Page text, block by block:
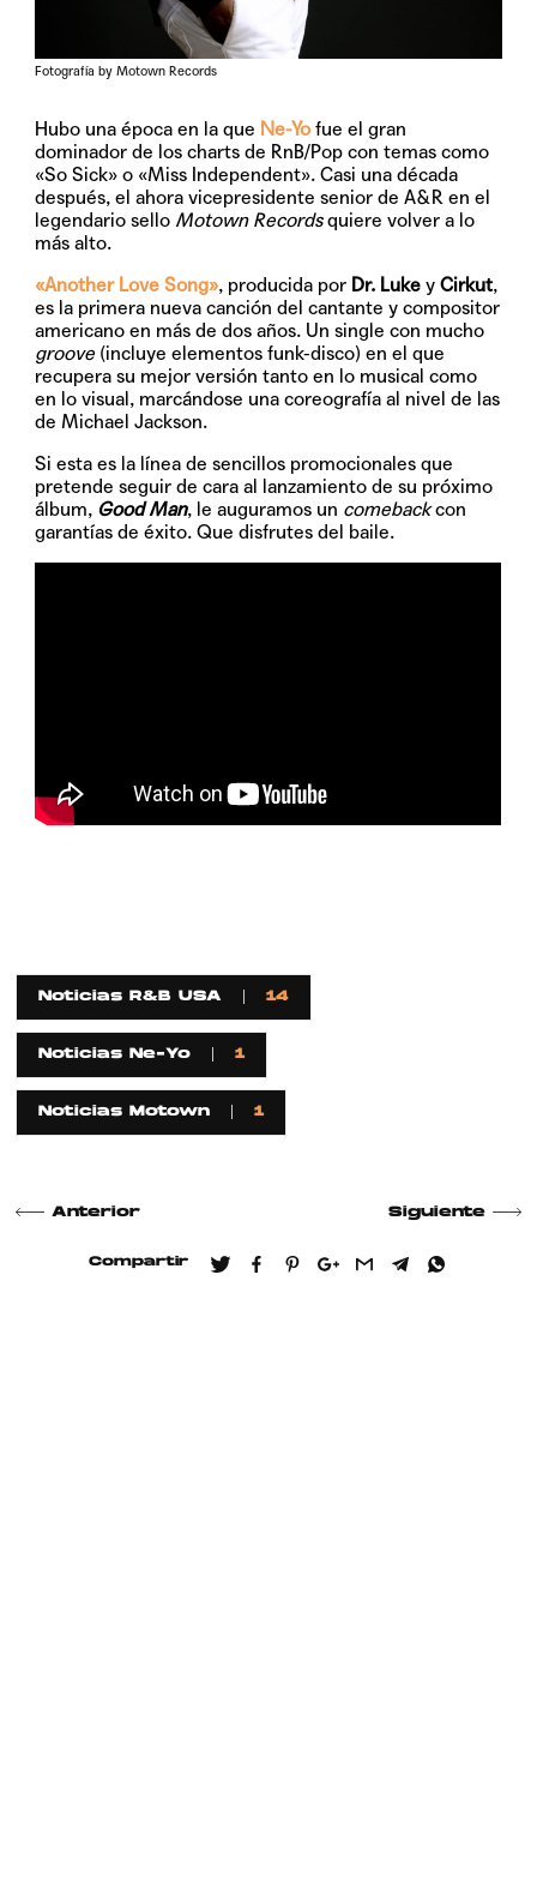
Fotografía by Motown Records
Hubo una época en la que Ne-Yofue el gran
dominador de los charts de RnB/Pop con temas como
«So Sick» o «Miss Independent». Casi una década
después, el ahora vicepresidente senior de A&R en el
legendario sello Motown Recordsquiere volver a lo
más alto.
«Another Love Song», producida por Dr. Luke yCirkut,
es la primera nueva canción del cantante y compositor
americano en más de dos años. Un single con mucho
groove (incluye elementos funk-disco) en el que
recupera su mejor versión tanto en lo musical como
en lo visual, marcándose una coreografía al nivel de las
de Michael Jackson.
Si esta es la línea de sencillos promocionales que
pretende seguir de cara al lanzamiento de su próximo
álbum, Good Man, le auguramos un comebackcon
garantías de éxito. Que disfrutes del baile.
Noticias R&B USA 14
Noticias Ne-Yo 1
Noticias Motown 1
Anterior Siguiente
Compartir